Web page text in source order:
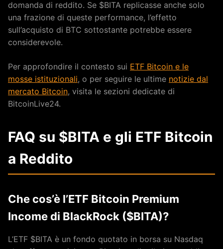
domanda di reddito. Se $BITA replicasse anche solo
una frazione di queste performance, l’effetto
sull’acquisto di BTC sottostante potrebbe essere
considerevole.
Per approfondire il contesto sui ETF Bitcoin e le
mosse istituzionali, o per seguire le ultime notizie dal
mercato Bitcoin, visita le sezioni dedicate di
BitcoinLive24.
FAQ su $BITA e gli ETF Bitcoin
a Reddito
Che cos’è l’ETF Bitcoin Premium
Income di BlackRock ($BITA)?
L’ETF $BITA è un fondo quotato in borsa su Nasdaq